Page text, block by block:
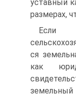
уставный
размерах,
Если
ся
как
земельный